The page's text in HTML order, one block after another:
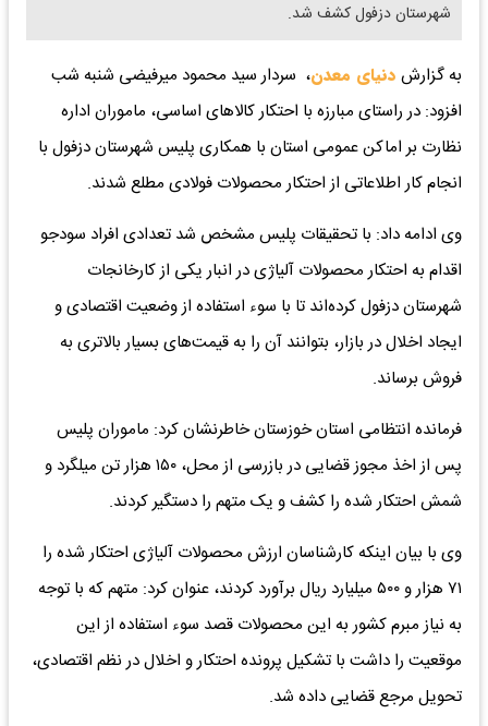
شهرستان دزفول کشف شد.
به گزارش دنیای معدن، سردار سید محمود میرفیضی شنبه شب
افزود: در راستای مبارزه با احتکار کالاهای اساسی، ماموران اداره
نظارت بر اماکن عمومی استان با همکاری پلیس شهرستان دزفول با
انجام کار اطلاعاتی از احتکار محصولات فولادی مطلع شدند.
وی ادامه داد: با تحقیقات پلیس مشخص شد تعدادی افراد سودجو
اقدام به احتکار محصولات آلیاژی در انبار یکی از کارخانجات
شهرستان دزفول کرده‌اند تا با سوء استفاده از وضعیت اقتصادی و
ایجاد اخلال در بازار، بتوانند آن را به قیمت‌های بسیار بالاتری به
فروش برساند.
فرمانده انتظامی استان خوزستان خاطرنشان کرد: ماموران پلیس
پس از اخذ مجوز قضایی در بازرسی از محل، ۱۵۰ هزار تن میلگرد و
شمش احتکار شده را کشف و یک متهم را دستگیر کردند.
وی با بیان اینکه کارشناسان ارزش محصولات آلیاژی احتکار شده را
۷۱ هزار و ۵۰۰ میلیارد ریال برآورد کردند، عنوان کرد: متهم که با توجه
به نیاز مبرم کشور به این محصولات قصد سوء استفاده از این
موقعیت را داشت با تشکیل پرونده احتکار و اخلال در نظم اقتصادی،
تحویل مرجع قضایی داده شد.